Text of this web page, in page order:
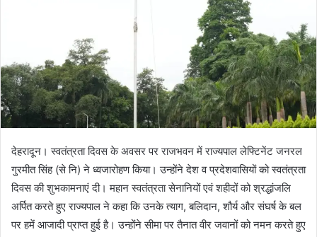
देहरादून। स्वतंत्रता दिवस के अवसर पर राजभवन में राज्यपाल लेफ्टिनेंट जनरल
गुरमीत सिंह (से नि) ने ध्वजारोहण किया। उन्होंने देश व प्रदेशवासियों को स्वतंत्रता
दिवस की शुभकामनाएं दी। महान स्वतंत्रता सेनानियों एवं शहीदों को श्रद्धांजलि
अर्पित करते हुए राज्यपाल ने कहा कि उनके त्याग, बलिदान, शौर्य और संघर्ष के बल
पर हमें आजादी प्राप्त हुई है। उन्होंने सीमा पर तैनात वीर जवानों को नमन करते हुए